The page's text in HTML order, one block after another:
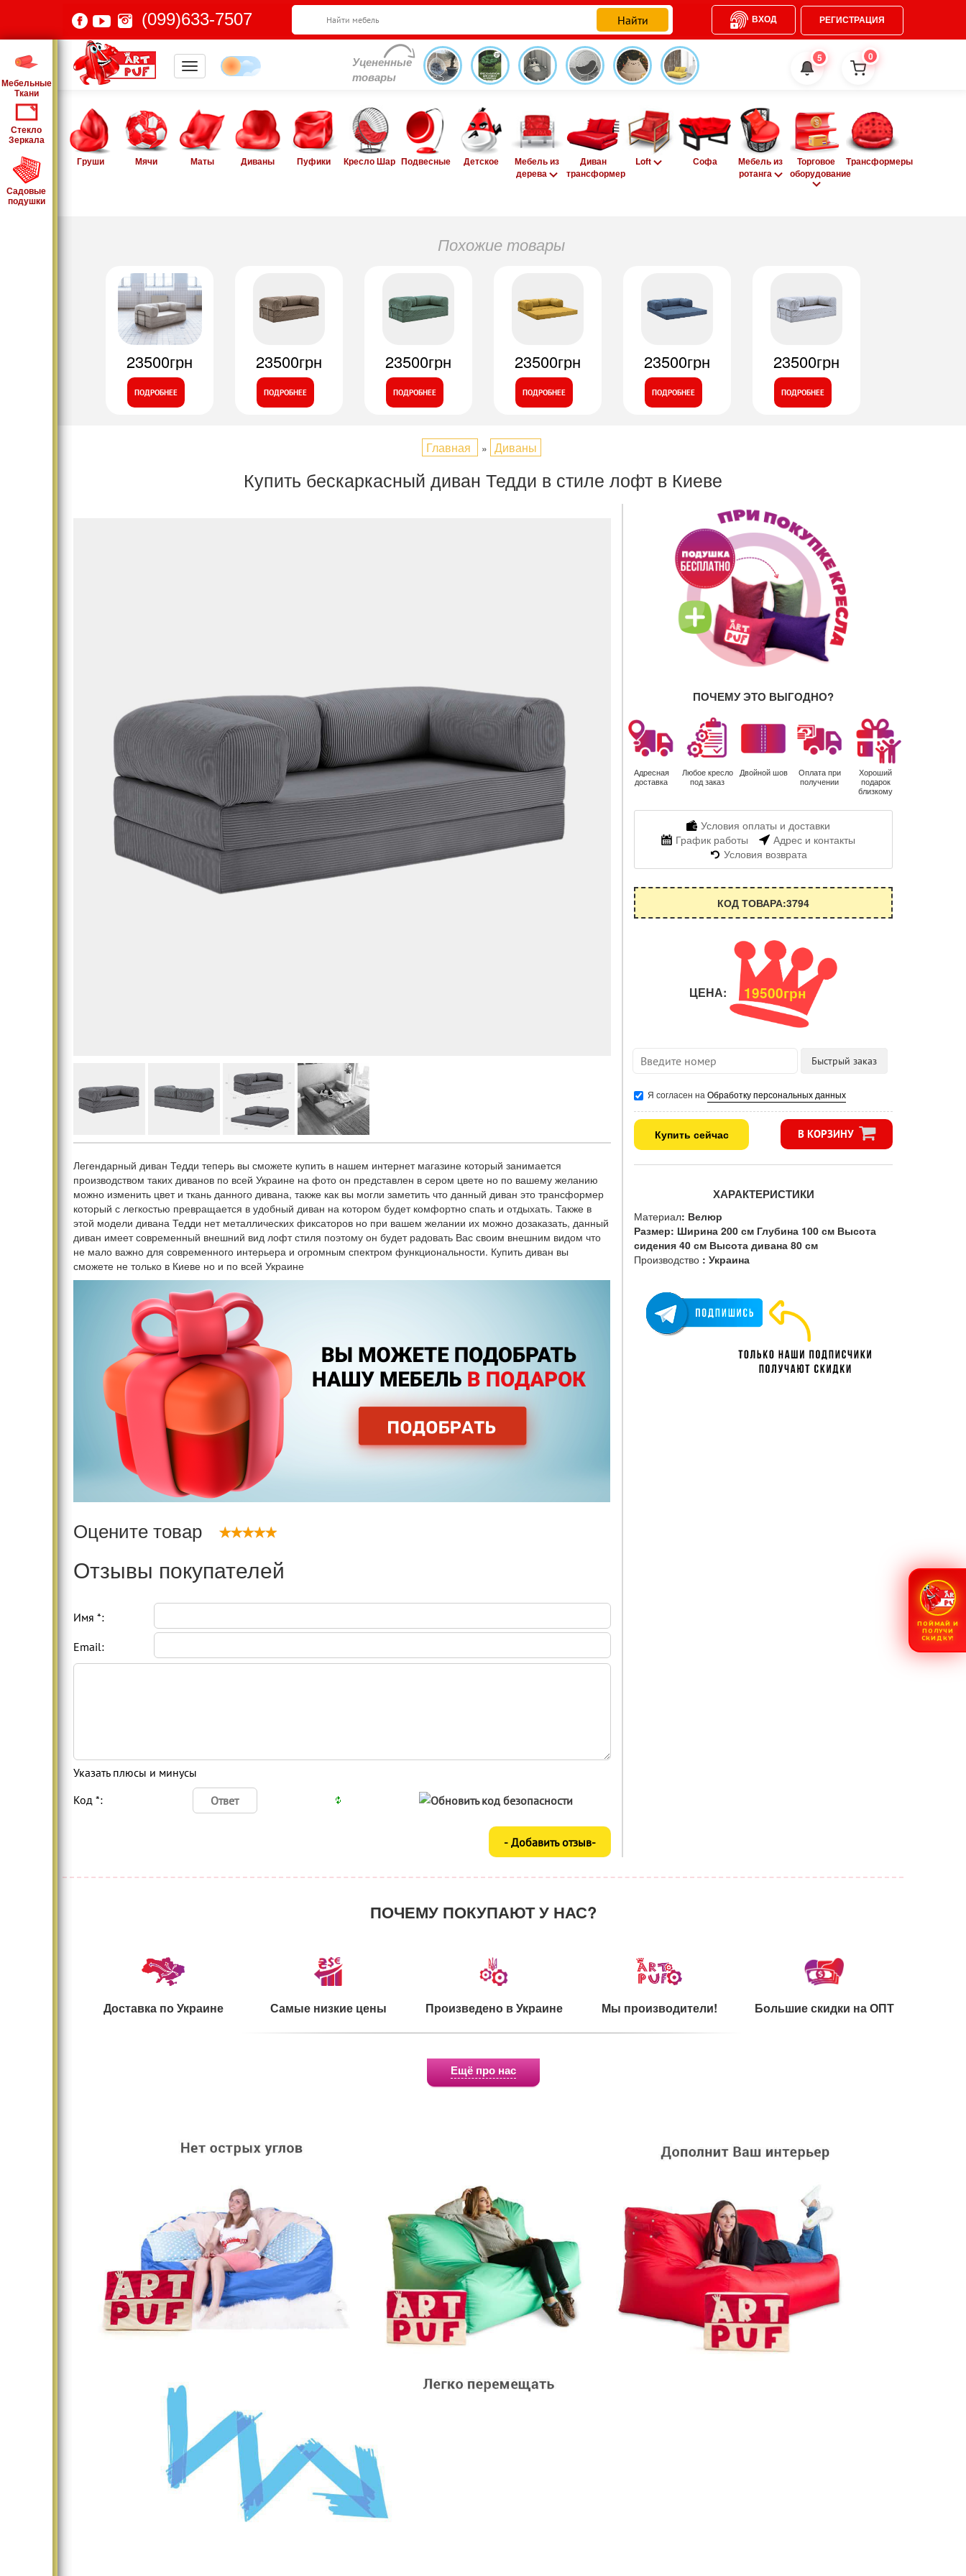
(099)633-7507 ВХОД РЕГИСТРАЦИЯ
Уцененные
товары
5 0
Груши Мячи Маты Диваны Пуфики Кресло Шар Подвесные Детское
Мебель из
дерева
Диван
трансформер
Loft Софа
Мебель из
ротанга
Торговое
оборудование
Трансформеры
Мебельные
Ткани
Стекло
Зеркала
Садовые
подушки
Похожие товары
23500грн
ПОДРОБНЕЕ
23500грн
ПОДРОБНЕЕ
23500грн
ПОДРОБНЕЕ
23500грн
ПОДРОБНЕЕ
23500грн
ПОДРОБНЕЕ
23500грн
ПОДРОБНЕЕ
Главная » Диваны
Купить бескаркасный диван Тедди в стиле лофт в Киеве
Легендарный диван Тедди теперь вы сможете купить в нашем интернет магазине который занимается
производством таких диванов по всей Украине на фото он представлен в сером цвете но по вашему желанию
можно изменить цвет и ткань данного дивана, также как вы могли заметить что данный диван это трансформер
который с легкостью превращается в удобный диван на котором будет комфортно спать и отдыхать. Также в
этой модели дивана Тедди нет металлических фиксаторов но при вашем желании их можно дозаказать, данный
диван имеет современный внешний вид лофт стиля поэтому он будет радовать Вас своим внешним видом что
не мало важно для современного интерьера и огромным спектром функциональности. Купить диван вы
сможете не только в Киеве но и по всей Украине
Оцените товар
Отзывы покупателей
Имя *:
Email:
Указать плюсы и минусы
Код *:
ПОЧЕМУ ЭТО ВЫГОДНО?
Адресная
доставка
Любое кресло
под заказ
Двойной шов
Оплата при
получении
Хороший
подарок
близкому
Условия оплаты и доставки
График работы
Адрес и контакты
Условия возврата
КОД ТОВАРА:3794
ЦЕНА: 19500грн
Я согласен на Обработку персональных данных
Купить сейчас В КОРЗИНУ
ХАРАКТЕРИСТИКИ
Материал: Велюр
Размер: Ширина 200 см Глубина 100 см Высота
сидения 40 см Высота дивана 80 см
Производство : Украина
ПОЧЕМУ ПОКУПАЮТ У НАС?
Доставка по Украине Самые низкие цены Произведено в Украине Мы производители! Большие скидки на ОПТ
Существенно меняет
интерьер
Дома и на улице
Ещё про нас
ПОЙМАЙ И
ПОЛУЧИ
СКИДКУ!